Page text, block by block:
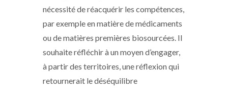
nécessité de réacquérir les compétences,
par exemple en matière de médicaments
ou de matières premières biosourcées. Il
souhaite réfléchir à un moyen d’engager,
à partir des territoires, une réflexion qui
retournerait le déséquilibre